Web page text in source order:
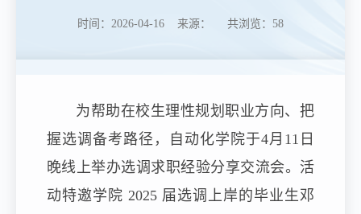
时间：2026-04-16 来源： 共浏览： 58
为帮助在校生理性规划职业方向、把
握选调备考路径，自动化学院于4月11日
晚线上举办选调求职经验分享交流会。活
动特邀学院 2025 届选调上岸的毕业生邓